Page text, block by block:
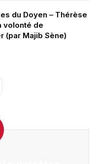
du Doyen – Thérèse
volonté de
(par Majib Sène)